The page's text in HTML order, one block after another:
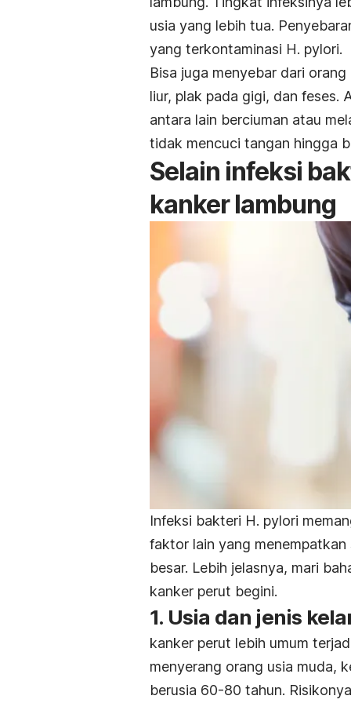
usia yang lebih tua.
yang terkontaminasi H. pylori.
Bisa juga menyebar dari
liur, plak pada gigi, dan feses.
antara lain berciuman atau
tidak mencuci tangan hingga
Selain infeksi
kanker lambung
Infeksi bakteri H. pylori
faktor lain yang
besar. Lebih jelasnya, mari
kanker perut begini.
1. Usia dan jenis
kanker perut lebih umum
menyerang orang usia muda,
berusia 60-80 tahun.